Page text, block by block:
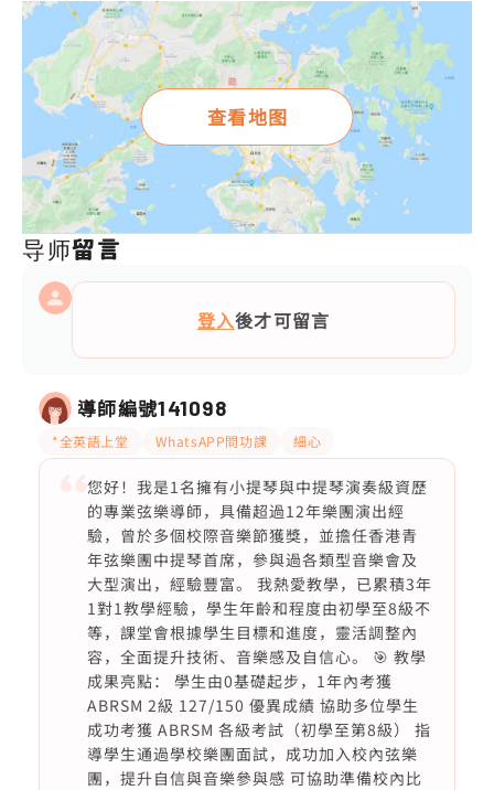
查看地图
导师留言
登入後才可留言
導師編號141098
*全英語上堂 WhatsAPP問功課 細心
您好！我是1名擁有小提琴與中提琴演奏級資歷
的專業弦樂導師，具備超過12年樂團演出經
驗，曾於多個校際音樂節獲獎，並擔任香港青
年弦樂團中提琴首席，參與過各類型音樂會及
大型演出，經驗豐富。 我熱愛教學，已累積3年
1對1教學經驗，學生年齡和程度由初學至8級不
等，課堂會根據學生目標和進度，靈活調整內
容，全面提升技術、音樂感及自信心。 🎯 教學
成果亮點： 學生由0基礎起步，1年內考獲
ABRSM 2級 127/150 優異成績 協助多位學生
成功考獲 ABRSM 各級考試（初學至第8級） 指
導學生通過學校樂團面試，成功加入校內弦樂
團，提升自信與音樂參與感 可協助準備校內比